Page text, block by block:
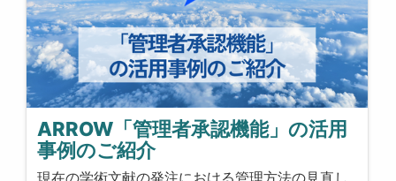
ARROW「管理者承認機能」の活用
事例のご紹介
現在の学術文献の発注における管理方法の見直し